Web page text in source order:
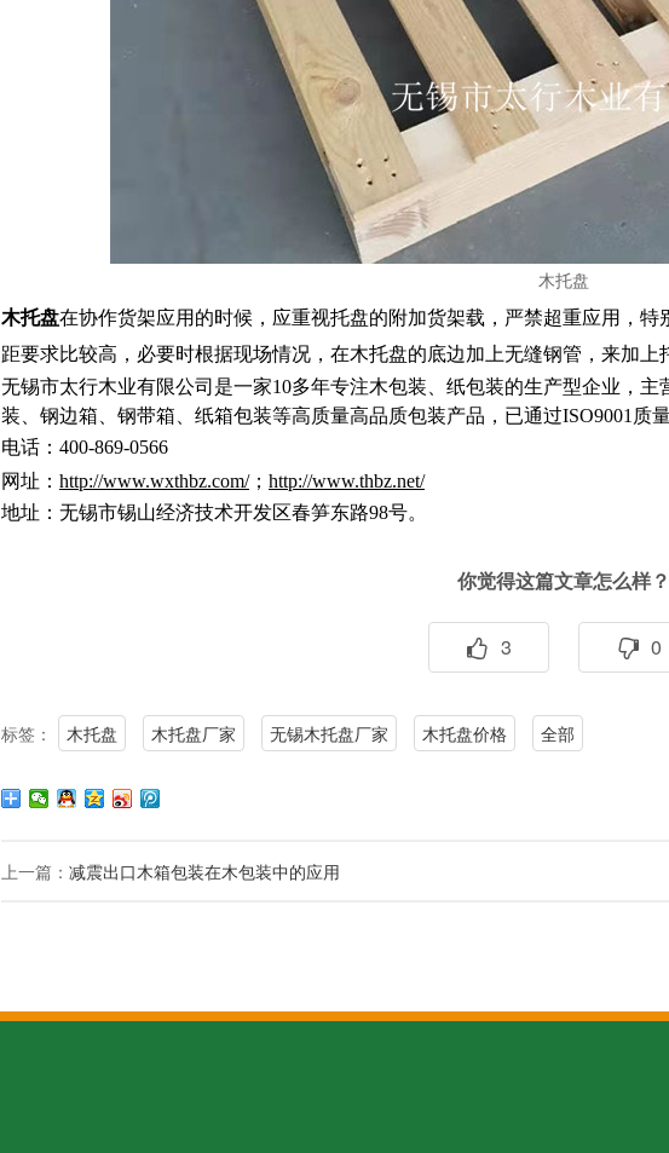
木托盘
木托盘在协作货架应用的时候，应重视托盘的附加货架载，严禁超重应用，
距要求比较高，必要时根据现场情况，在木托盘的底边加上无缝钢管，来加上
无锡市太行木业有限公司是一家10多年专注木包装、纸包装的生产型企业，主
装、钢边箱、钢带箱、纸箱包装等高质量高品质包装产品，已通过ISO9001质
电话：400-869-0566
网址： http://www.wxthbz.com/； http://www.thbz.net/
地址：无锡市锡山经济技术开发区春笋东路98号。
你觉得这篇文章怎么样？
3 0
标签： 木托盘 木托盘厂家 无锡木托盘厂家 木托盘价格 全部
上一篇： 减震出口木箱包装在木包装中的应用